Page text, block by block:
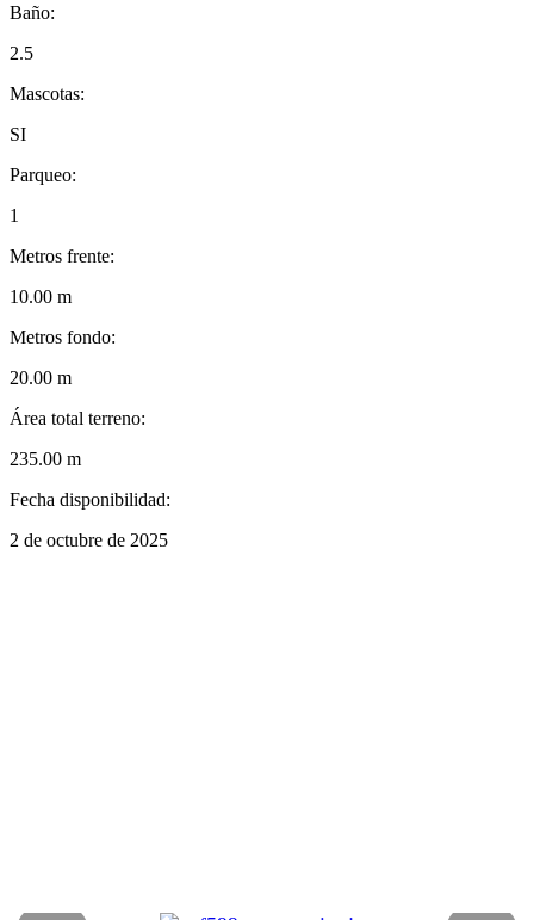
Baño:
2.5
Mascotas:
SI
Parqueo:
1
Metros frente:
10.00 m
Metros fondo:
20.00 m
Área total terreno:
235.00 m
Fecha disponibilidad:
2 de octubre de 2025